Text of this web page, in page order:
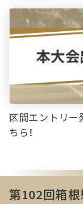
区間エントリー
ちら！
第102回箱